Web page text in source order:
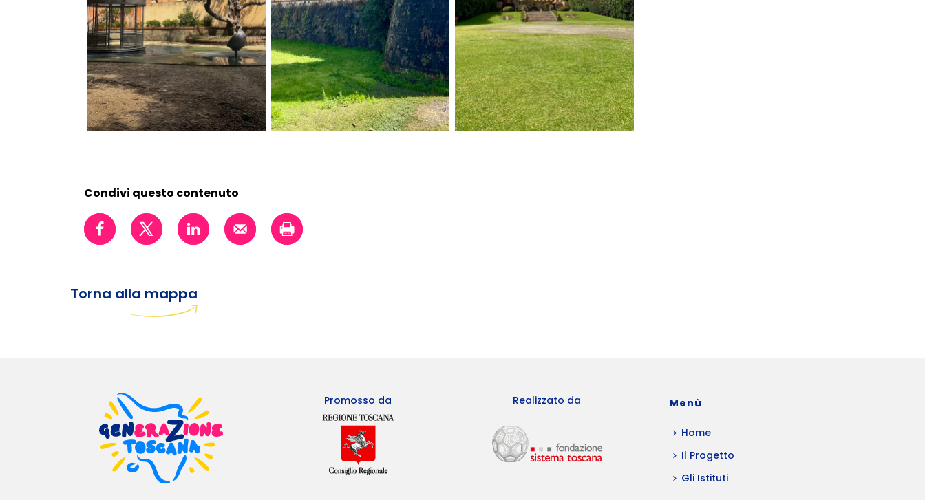
Condivi questo contenuto
Torna alla mappa
Promosso da Realizzato da Menù
Home
Il Progetto
Gli Istituti